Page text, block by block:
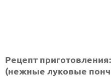
Рецепт
(нежные луковые